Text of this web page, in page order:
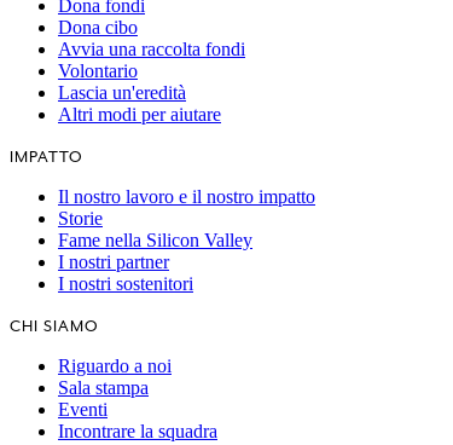
Dona fondi
Dona cibo
Avvia una raccolta fondi
Volontario
Lascia un'eredità
Altri modi per aiutare
IMPATTO
Il nostro lavoro e il nostro impatto
Storie
Fame nella Silicon Valley
I nostri partner
I nostri sostenitori
CHI SIAMO
Riguardo a noi
Sala stampa
Eventi
Incontrare la squadra